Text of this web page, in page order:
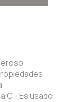
C - Es usado